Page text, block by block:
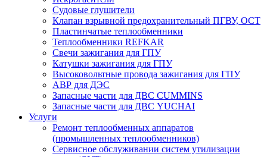
Судовые глушители
Клапан взрывной предохранительный ПГВУ, ОСТ
Пластинчатые теплообменники
Теплообменники REFKAR
Свечи зажигания для ГПУ
Катушки зажигания для ГПУ
Высоковольтные провода зажигания для ГПУ
АВР для ДЭС
Запасные части для ДВС CUMMINS
Запасные части для ДВС YUCHAI
Услуги
Ремонт теплообменных аппаратов
(промышленных теплообменников)
Сервисное обслуживании систем утилизации